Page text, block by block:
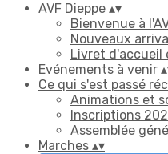
AVF Dieppe ▴▾
Bienvenue à
Nouveaux
Livret
Evénements à venir ▴
Ce qui s'est passé
Animations et
Inscriptions
Assemblée
Marches ▴▾